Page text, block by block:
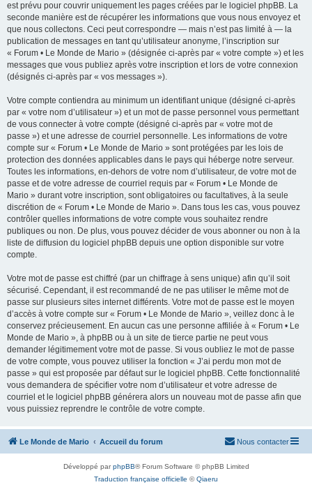
est prévu pour couvrir uniquement les pages créées par le logiciel phpBB. La
seconde manière est de récupérer les informations que vous nous envoyez et
que nous collectons. Ceci peut correspondre — mais n’est pas limité à — la
publication de messages en tant qu’utilisateur anonyme, l’inscription sur
« Forum • Le Monde de Mario » (désignée ci-après par « votre compte ») et les
messages que vous publiez après votre inscription et lors de votre connexion
(désignés ci-après par « vos messages »).
Votre compte contiendra au minimum un identifiant unique (désigné ci-après
par « votre nom d’utilisateur ») et un mot de passe personnel vous permettant
de vous connecter à votre compte (désigné ci-après par « votre mot de
passe ») et une adresse de courriel personnelle. Les informations de votre
compte sur « Forum • Le Monde de Mario » sont protégées par les lois de
protection des données applicables dans le pays qui héberge notre serveur.
Toutes les informations, en-dehors de votre nom d’utilisateur, de votre mot de
passe et de votre adresse de courriel requis par « Forum • Le Monde de
Mario » durant votre inscription, sont obligatoires ou facultatives, à la seule
discrétion de « Forum • Le Monde de Mario ». Dans tous les cas, vous pouvez
contrôler quelles informations de votre compte vous souhaitez rendre
publiques ou non. De plus, vous pouvez décider de vous abonner ou non à la
liste de diffusion du logiciel phpBB depuis une option disponible sur votre
compte.
Votre mot de passe est chiffré (par un chiffrage à sens unique) afin qu’il soit
sécurisé. Cependant, il est recommandé de ne pas utiliser le même mot de
passe sur plusieurs sites internet différents. Votre mot de passe est le moyen
d’accès à votre compte sur « Forum • Le Monde de Mario », veillez donc à le
conservez précieusement. En aucun cas une personne affiliée à « Forum • Le
Monde de Mario », à phpBB ou à un site de tierce partie ne peut vous
demander légitimement votre mot de passe. Si vous oubliez le mot de passe
de votre compte, vous pouvez utiliser la fonction « J’ai perdu mon mot de
passe » qui est proposée par défaut sur le logiciel phpBB. Cette fonctionnalité
vous demandera de spécifier votre nom d’utilisateur et votre adresse de
courriel et le logiciel phpBB générera alors un nouveau mot de passe afin que
vous puissiez reprendre le contrôle de votre compte.
Le Monde de Mario Accueil du forum Nous contacter
Développé parphpBB® Forum Software © phpBB Limited
Traduction française officielle ©Qiaeru